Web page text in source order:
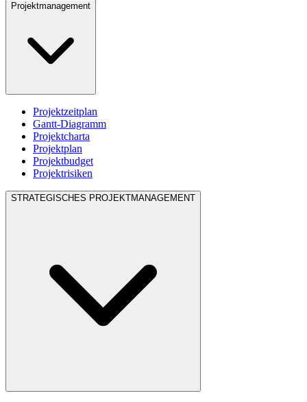
Projektmanagement
Projektzeitplan
Gantt-Diagramm
Projektcharta
Projektplan
Projektbudget
Projektrisiken
STRATEGISCHES PROJEKTMANAGEMENT